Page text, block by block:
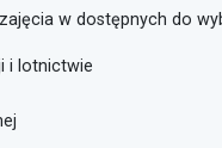
w dostępnych do
i lotnictwie